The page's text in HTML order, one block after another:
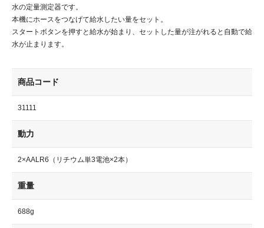
水の定量測定器です。
本機にホースをつなげて給水したい量をセット。
スタートボタンを押すと給水が始まり、セットした量が注がれると自動で給
水が止まります。
商品コード
31111
動力
2×AALR6（リチウム単3電池×2本）
重量
688g